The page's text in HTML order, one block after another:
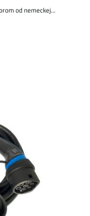
od nemeckej...